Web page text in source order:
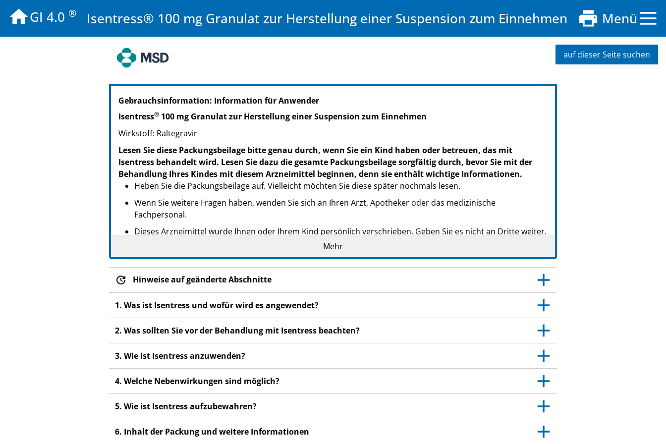
GI 4.0 ® Isentress® 100 mg Granulat zur Herstellung einer Suspension zum Einnehmen Menü
auf dieser Seite suchen
PZN: 10820046
PPN: 111082004696
Gebrauchsinformation: Information für Anwender
Isentress® 100 mg Granulat zur Herstellung einer Suspension zum Einnehmen
Wirkstoff: Raltegravir
Lesen Sie diese Packungsbeilage bitte genau durch, wenn Sie ein Kind haben oder betreuen, das mit
Isentress behandelt wird. Lesen Sie dazu die gesamte Packungsbeilage sorgfältig durch, bevor Sie mit der
Behandlung Ihres Kindes mit diesem Arzneimittel beginnen, denn sie enthält wichtige Informationen.
Heben Sie die Packungsbeilage auf. Vielleicht möchten Sie diese später nochmals lesen.
Wenn Sie weitere Fragen haben, wenden Sie sich an Ihren Arzt, Apotheker oder das medizinische
Fachpersonal.
Dieses Arzneimittel wurde Ihnen oder Ihrem Kind persönlich verschrieben. Geben Sie es nicht an Dritte weiter.
Es kann anderen Menschen schaden, auch wenn diese die gleichen Beschwerden haben.
Wenn Sie Nebenwirkungen bemerken, wenden Sie sich an Ihren Arzt, Apotheker oder das medizinische
Abschnitt 4.
Mehr
Hinweise auf geänderte Abschnitte
1. Was ist Isentress und wofür wird es angewendet?
2. Was sollten Sie vor der Behandlung mit Isentress beachten?
3. Wie ist Isentress anzuwenden?
4. Welche Nebenwirkungen sind möglich?
5. Wie ist Isentress aufzubewahren?
6. Inhalt der Packung und weitere Informationen